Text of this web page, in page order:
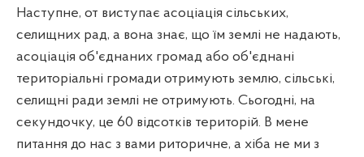
Наступне, от виступає асоціація сільських,
селищних рад, а вона знає, що їм землі не надають,
асоціація об'єднаних громад або об'єднані
територіальні громади отримують землю, сільські,
селищні ради землі не отримують. Сьогодні, на
секундочку, це 60 відсотків територій. В мене
питання до нас з вами риторичне, а хіба не ми з